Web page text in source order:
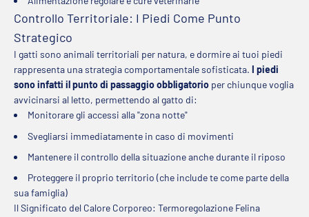
Controllo Territoriale: I Piedi Come Punto
Strategico
I gatti sono animali territoriali per natura, e dormire ai tuoi piedi
rappresenta una strategia comportamentale sofisticata. I piedi
sono infatti il punto di passaggio obbligatorio per chiunque voglia
avvicinarsi al letto, permettendo al gatto di:
Monitorare gli accessi alla "zona notte"
Svegliarsi immediatamente in caso di movimenti
Mantenere il controllo della situazione anche durante il riposo
Proteggere il proprio territorio (che include te come parte della
sua famiglia)
Il Significato del Calore Corporeo: Termoregolazione Felina